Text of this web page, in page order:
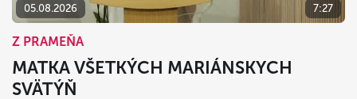
05.08.2026 7:27
Z PRAMEŇA
MATKA VŠETKÝCH MARIÁNSKYCH
SVÄTÝŇ